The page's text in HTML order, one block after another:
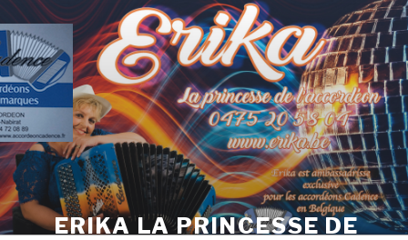
Skip
to
content
ERIKA LA PRINCESSE DE